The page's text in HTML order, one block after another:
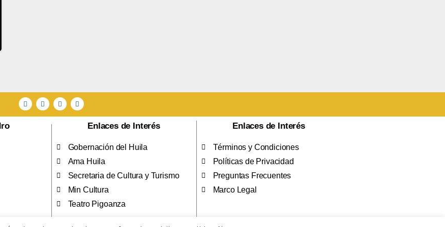
Enlaces de Interés
Gobernación del Huila
Ama Huila
Secretaria de Cultura y Turismo
Min Cultura
Teatro Pigoanza
Enlaces de Interés
Términos y Condiciones
Políticas de Privacidad
Preguntas Frecuentes
Marco Legal